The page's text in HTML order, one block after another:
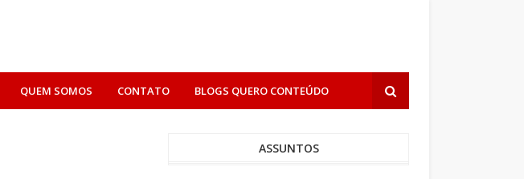
QUEM SOMOS CONTATO BLOGS QUERO CONTEÚDO
ASSUNTOS